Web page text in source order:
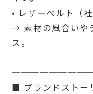
• レザーベルト（社
→ 素材の風合いや
ス。
■ ブランドストー